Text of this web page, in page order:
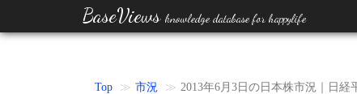
BaseViews knowledge database for happylife
Top 市況 2013年6月3日の日本株市況｜日経